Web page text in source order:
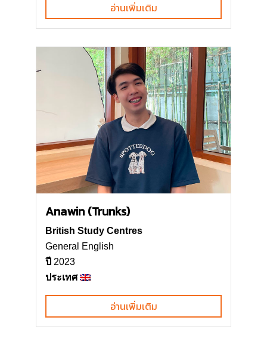
อ่านเพิ่มเติม
Anawin (Trunks)
British Study Centres
General English
ปี 2023
ประเทศ
อ่านเพิ่มเติม